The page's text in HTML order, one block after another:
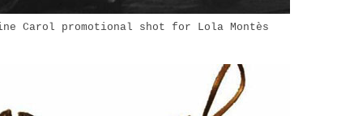
Carol promotional shot for Lola Montès